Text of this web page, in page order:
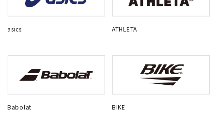
asics ATHLETA
Babolat BIKE